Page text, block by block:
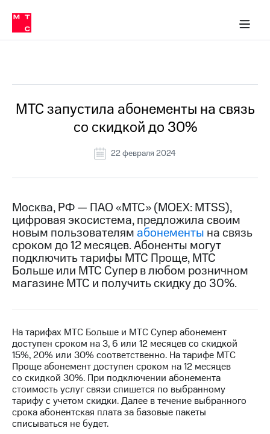
Медиа-центр
и акционерам
Устойчивое развитие
Комплаенс и деловая этика
компании
Карьера
История
компании
Руководство
Контакты
Медиа-центр
Пресс-
релизы
МТС
Интервью
Финансовая
отчетность
Контакты
Новости
в МТС
Пресс-
релизы
о технологиях
МТС запустила абонементы на связь
со скидкой до 30%
22 февраля 2024
Москва, РФ — ПАО «МТС» (MOEX: MTSS),
цифровая экосистема, предложила своим
новым пользователям абонементы на связь
сроком до 12 месяцев. Абоненты могут
подключить тарифы МТС Проще, МТС
Больше или МТС Супер в любом розничном
магазине МТС и получить скидку до 30%.
На тарифах МТС Больше и МТС Супер абонемент
доступен сроком на 3, 6 или 12 месяцев со скидкой
15%, 20% или 30% соответственно. На тарифе МТС
Проще абонемент доступен сроком на 12 месяцев
со скидкой 30%. При подключении абонемента
стоимость услуг связи спишется по выбранному
тарифу с учетом скидки. Далее в течение выбранного
срока абонентская плата за базовые пакеты
списываться не будет.